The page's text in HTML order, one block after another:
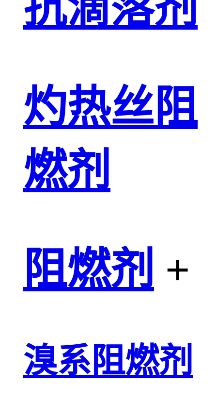
灼热丝阻
燃剂
阻燃剂 +
溴系阻燃剂